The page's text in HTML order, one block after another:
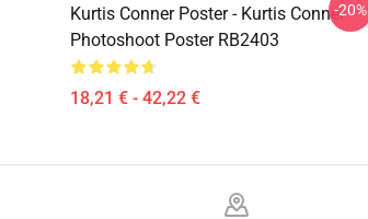
Kurtis Conner Poster - Kurtis Conner
Photoshoot Poster RB2403
18,21 € - 42,22 €
-20%